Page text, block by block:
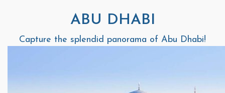
ABU DHABI
Capture the splendid panorama of Abu Dhabi!